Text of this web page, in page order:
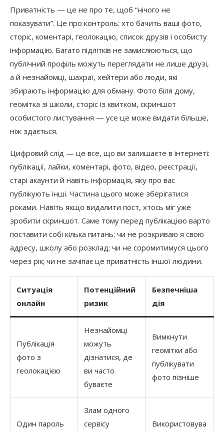
Приватність — це не про те, щоб “нічого не
показувати”. Це про контроль: хто бачить ваші фото,
сторіс, коментарі, геолокацію, список друзів і особисту
інформацію. Багато підлітків не замислюються, що
публічний профіль можуть переглядати не лише друзі,
а й незнайомці, шахраї, хейтери або люди, які
збирають інформацію для обману. Фото біля дому,
геомітка зі школи, сторіс із квитком, скриншот
особистого листування — усе це може видати більше,
ніж здається.
Цифровий слід — це все, що ви залишаєте в інтернеті:
публікації, лайки, коментарі, фото, відео, реєстрації,
старі акаунти й навіть інформація, яку про вас
публікують інші. Частина цього може зберігатися
роками. Навіть якщо видалити пост, хтось міг уже
зробити скриншот. Саме тому перед публікацією варто
поставити собі кілька питань: чи не розкриваю я свою
адресу, школу або розклад; чи не соромитимуся цього
через рік; чи не зачіпає це приватність іншої людини.
Ситуація
онлайн
Потенційний
ризик
Безпечніша
дія
Публікація
фото з
геолокацією
Незнайомці
можуть
дізнатися, де
ви часто
буваєте
Вимкнути
геомітки або
публікувати
фото пізніше
Один пароль
Злам одного
сервісу
Використовува